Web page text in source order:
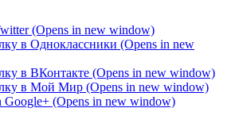
(Opens in new window)
в Одноклассники (Opens in new
в ВКонтакте (Opens in new window)
в Мой Мир (Opens in new window)
Google+ (Opens in new window)